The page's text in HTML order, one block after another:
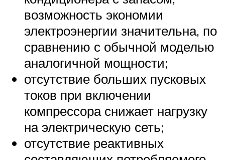
возможность экономии
электроэнергии значительна, по
сравнению с обычной моделью
аналогичной мощности;
отсутствие больших пусковых
токов при включении
компрессора снижает нагрузку
на электрическую сеть;
отсутствие реактивных